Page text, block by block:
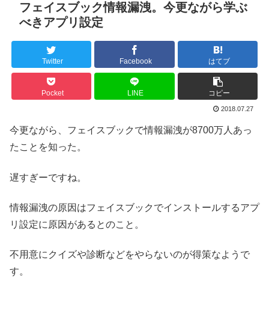
フェイスブック情報漏洩。今更ながら学ぶ
べきアプリ設定
Twitter Facebook はてブ
Pocket LINE コピー
2018.07.27
今更ながら、フェイスブックで情報漏洩が8700万人あっ
たことを知った。
遅すぎーですね。
情報漏洩の原因はフェイスブックでインストールするアプ
リ設定に原因があるとのこと。
不用意にクイズや診断などをやらないのが得策なようで
す。